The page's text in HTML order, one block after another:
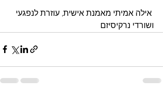
אילה אמיתי מאמנת אישית, עוזרת לנפגעי
ושורדי נרקיסיזם